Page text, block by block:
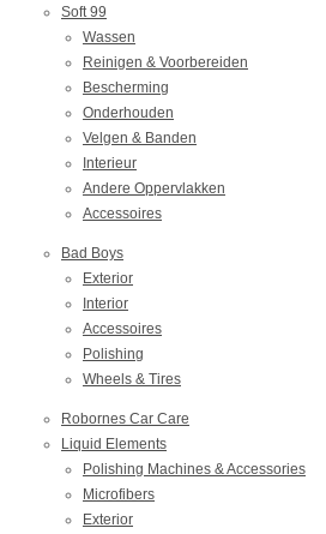
Soft 99
Wassen
Reinigen & Voorbereiden
Bescherming
Onderhouden
Velgen & Banden
Interieur
Andere Oppervlakken
Accessoires
Bad Boys
Exterior
Interior
Accessoires
Polishing
Wheels & Tires
Robornes Car Care
Liquid Elements
Polishing Machines & Accessories
Microfibers
Exterior